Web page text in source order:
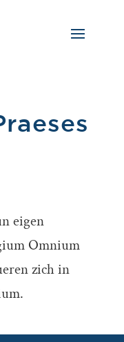
eigen
Omnium
zich in